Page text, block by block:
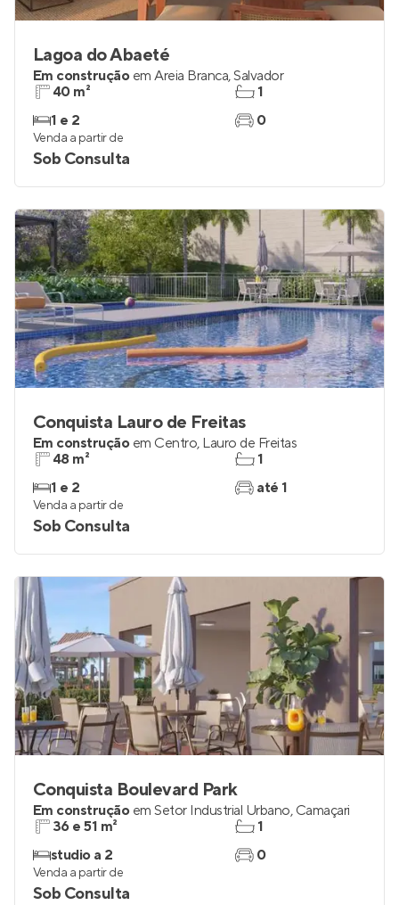
Lagoa do Abaeté
Em construção em Areia Branca,Salvador
40 m²
1 e 2
1
0
Venda a partir de
Sob Consulta
Conquista Lauro de Freitas
Em construção em Centro, Lauro de Freitas
48 m²
1 e 2
1
até 1
Venda a partir de
Sob Consulta
Conquista Boulevard Park
Em construção em Setor Industrial Urbano, Camaçari
36 e 51 m²
studio a 2
1
0
Venda a partir de
Sob Consulta